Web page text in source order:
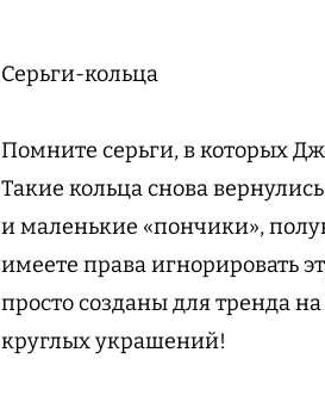
Серьги-кольца
Помните серьги, в которых
Такие кольца снова
и маленькие «пончики»,
имеете права игнорировать
просто созданы для тренда
круглых украшений!